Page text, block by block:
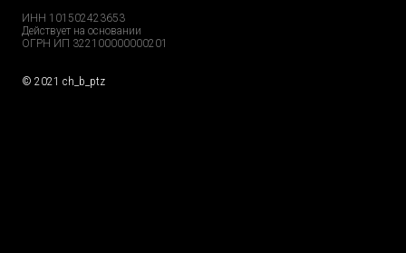
ИНН 101502423653
Действует на основании
ОГРН ИП 322100000000201
© 2021 ch_b_ptz